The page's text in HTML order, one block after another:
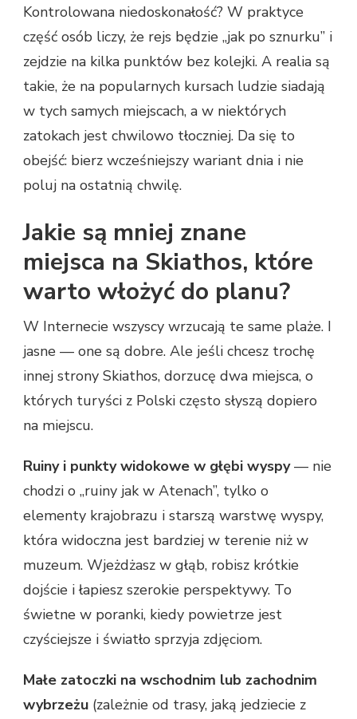
Kontrolowana niedoskonałość? W praktyce
część osób liczy, że rejs będzie „jak po sznurku” i
zejdzie na kilka punktów bez kolejki. A realia są
takie, że na popularnych kursach ludzie siadają
w tych samych miejscach, a w niektórych
zatokach jest chwilowo tłoczniej. Da się to
obejść: bierz wcześniejszy wariant dnia i nie
poluj na ostatnią chwilę.
Jakie są mniej znane
miejsca na Skiathos, które
warto włożyć do planu?
W Internecie wszyscy wrzucają te same plaże. I
jasne — one są dobre. Ale jeśli chcesz trochę
innej strony Skiathos, dorzucę dwa miejsca, o
których turyści z Polski często słyszą dopiero
na miejscu.
Ruiny i punkty widokowe w głębi wyspy— nie
chodzi o „ruiny jak w Atenach”, tylko o
elementy krajobrazu i starszą warstwę wyspy,
która widoczna jest bardziej w terenie niż w
muzeum. Wjeżdżasz w głąb, robisz krótkie
dojście i łapiesz szerokie perspektywy. To
świetne w poranki, kiedy powietrze jest
czyściejsze i światło sprzyja zdjęciom.
Małe zatoczki na wschodnim lub zachodnim
wybrzeżu (zależnie od trasy, jaką jedziecie z